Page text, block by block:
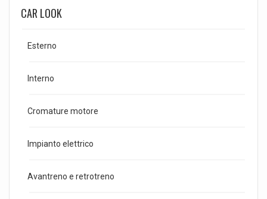
CAR LOOK
Esterno
Interno
Cromature motore
Impianto elettrico
Avantreno e retrotreno